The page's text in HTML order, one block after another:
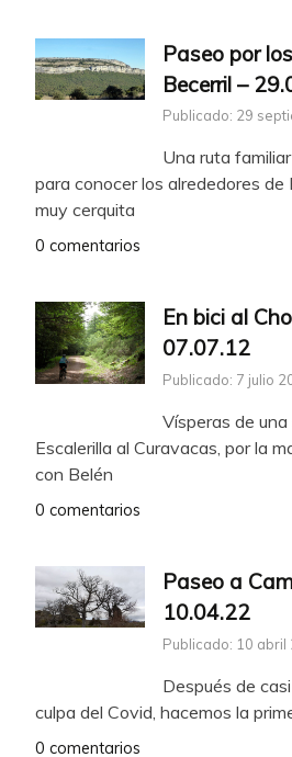
Paseo por
Becerril –
Publicado: 29
Una ruta
para conocer los alrededores de
muy cerquita
0 comentarios
En bici al
07.07.12
Publicado: 7 julio
Vísperas de
Escalerilla al Curavacas, por la
con Belén
0 comentarios
Paseo a
10.04.22
Publicado: 10 abril
Después de
culpa del Covid, hacemos la
0 comentarios